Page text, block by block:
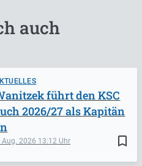
auch
bookmark_border
Aug. 2026 13:12
führt den KSC
2026/27 als Kapitän